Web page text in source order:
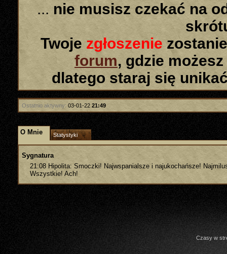
... nie musisz czekać na
Twoje zgłoszenie
forum, gdzie
dlatego staraj się
Ostatnio aktywny: 03-01-22 21:49
O Mnie Statystyki
Sygnatura
21:08 Hipolita: Smoczki! Najwspanialsze i najukochańsze!
Wszystkie! Ach!
Czasy w